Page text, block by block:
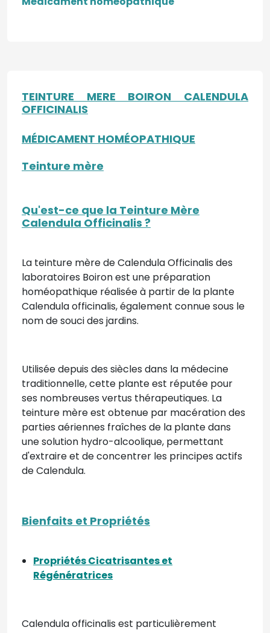
TEINTURE MERE BOIRON CALENDULA
OFFICINALIS
MÉDICAMENT HOMÉOPATHIQUE
Teinture mère
Qu'est-ce que la Teinture Mère
Calendula Officinalis ?
La teinture mère de Calendula Officinalis des
laboratoires Boiron est une préparation
homéopathique réalisée à partir de la plante
Calendula officinalis, également connue sous le
nom de souci des jardins.
Utilisée depuis des siècles dans la médecine
traditionnelle, cette plante est réputée pour
ses nombreuses vertus thérapeutiques. La
teinture mère est obtenue par macération des
parties aériennes fraîches de la plante dans
une solution hydro-alcoolique, permettant
d'extraire et de concentrer les principes actifs
de Calendula.
Bienfaits et Propriétés
Propriétés Cicatrisantes et
Régénératrices
Calendula officinalis est particulièrement